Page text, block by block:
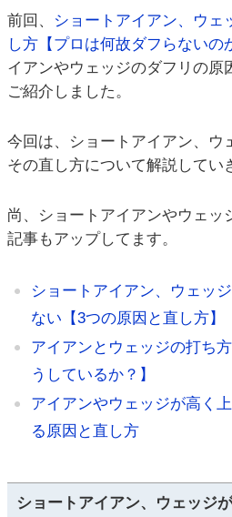
前回、
ショートアイアン、ウェ
し方【プロは何故ダフらないの
イアンやウェッジのダフリの原
ご紹介しました。
今回は、ショートアイアン、ウ
その直し方について解説してい
尚、ショートアイアンやウェッ
記事もアップしてます。
ショートアイアン、ウェッ
ない【3つの原因と直し方】
アイアンとウェッジの打ち
うしているか？】
アイアンやウェッジが高く
る原因と直し方
ショートアイアン、ウェッジ